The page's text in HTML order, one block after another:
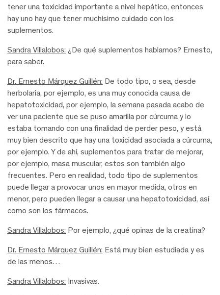
tener una toxicidad importante a nivel hepático, entonces
hay uno hay que tener muchísimo cuidado con los
suplementos.
Sandra Villalobos: ¿De qué suplementos hablamos? Ernesto,
para saber.
Dr. Ernesto Márquez Guillén: De todo tipo, o sea, desde
herbolaria, por ejemplo, es una muy conocida causa de
hepatotoxicidad, por ejemplo, la semana pasada acabo de
ver una paciente que se puso amarilla por cúrcuma y lo
estaba tomando con una finalidad de perder peso, y está
muy bien descrito que hay una toxicidad asociada a cúrcuma,
por ejemplo. Y de ahí, suplementos para tratar de mejorar,
por ejemplo, masa muscular, estos son también algo
frecuentes. Pero en realidad, todo tipo de suplementos
puede llegar a provocar unos en mayor medida, otros en
menor, pero pueden llegar a causar una hepatotoxicidad, así
como son los fármacos.
Sandra Villalobos: Por ejemplo, ¿qué opinas de la creatina?
Dr. Ernesto Márquez Guillén: Está muy bien estudiada y es
de las menos…
Sandra Villalobos: Invasivas.